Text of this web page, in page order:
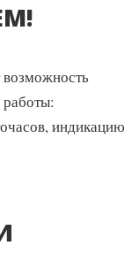
32 мм и
индикацию